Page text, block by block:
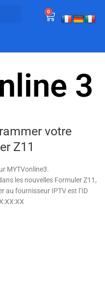
0
Panier
3
votre
Z11
MYTVonline3.
les nouvelles Formuler Z11,
au fournisseur IPTV est l’ID